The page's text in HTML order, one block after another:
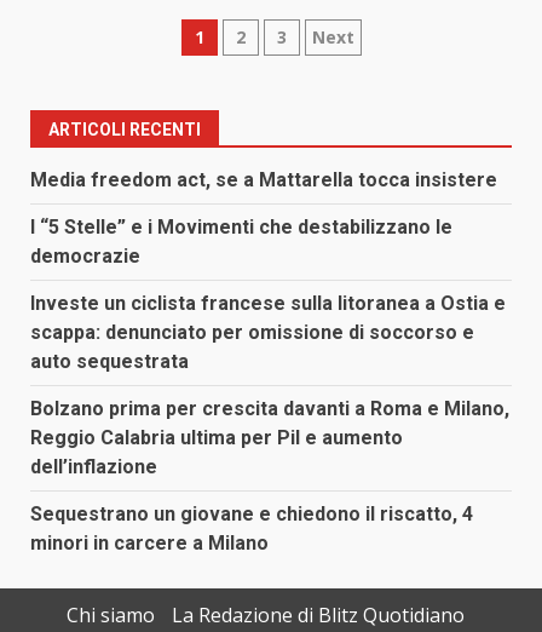
Paginazione
articoli
1 2 3 Next
ARTICOLI RECENTI
Media freedom act, se a Mattarella tocca insistere
I “5 Stelle” e i Movimenti che destabilizzano le
democrazie
Investe un ciclista francese sulla litoranea a Ostia e
scappa: denunciato per omissione di soccorso e
auto sequestrata
Bolzano prima per crescita davanti a Roma e Milano,
Reggio Calabria ultima per Pil e aumento
dell’inflazione
Sequestrano un giovane e chiedono il riscatto, 4
minori in carcere a Milano
Chi siamo
La Redazione di Blitz Quotidiano